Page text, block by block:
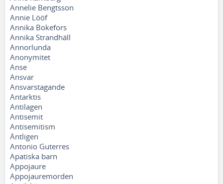
Annelie Bengtsson
Annie Lööf
Annika Bokefors
Annika Strandhäll
Annorlunda
Anonymitet
Anse
Ansvar
Ansvarstagande
Antarktis
Antilagen
Antisemit
Antisemitism
Äntligen
Antonio Guterres
Apatiska barn
Appojaure
Appojauremorden